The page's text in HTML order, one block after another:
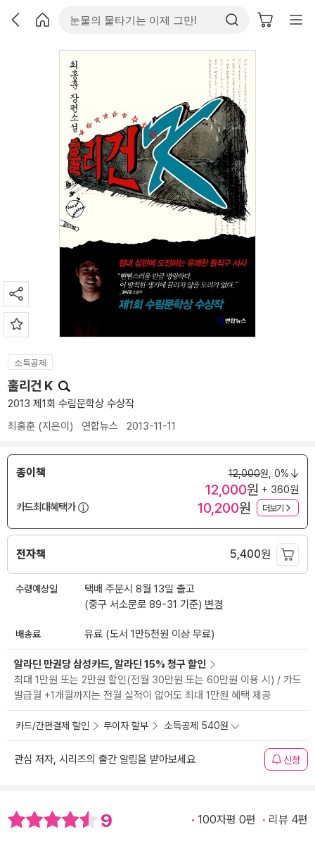
소득공제
훌리건 K
2013 제1회 수림문학상 수상작
최홍훈 (지은이) 연합뉴스 2013-11-11
종이책 12,000원, 0%
12,000원 + 360원
카드최대혜택가
10,200원 더보기
전자책 5,400원
수령예상일
택배 주문시 8월 13일 출고
(중구 서소문로 89-31 기준) 변경
배송료 유료 (도서 1만5천원 이상 무료)
알라딘 만권당 삼성카드, 알라딘 15% 청구 할인
최대 1만원 또는 2만원 할인(전월 30만원 또는 60만원 이용 시) / 카드
발급월 +1개월까지는 전월 실적이 없어도 최대 1만원 혜택 제공
카드/간편결제 할인 무이자 할부 소득공제 540원
관심 저자, 시리즈의 출간 알림을 받아보세요 신청
9 100자평 0편 리뷰 4편